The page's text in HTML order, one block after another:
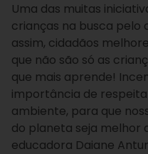
Uma das muitas
crianças na busca pelo
assim, cidadãos
que não são só as
que mais aprende!
importância de
ambiente, para que
do planeta seja melhor
educadora Daiane